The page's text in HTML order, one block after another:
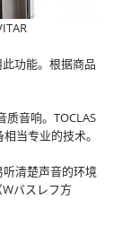
功能。根据商品
音响。TOCLAS
当专业的技术。
清楚声音的环境
バスレフ方